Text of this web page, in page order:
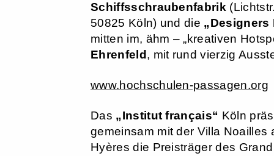
Schiffsschraubenfabrik
50825 Köln) und die „Designers
mitten im, ähm – „kreativen
Ehrenfeld , mit rund vierzig
www.hochschulen-passagen.org
Das „Institut français“ Köln
gemeinsam mit der Villa Noailles
Hyères die Preisträger des